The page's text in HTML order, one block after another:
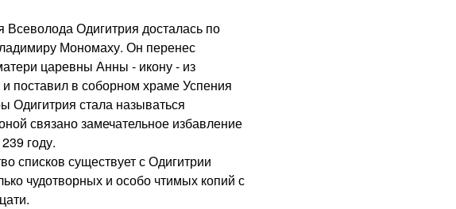
Одигитрия досталась по
Мономаху. Он перенес
царевны Анны - икону - из
поставил в соборном храме Успения
Одигитрия стала называться
связано замечательное избавление
году.
списков существует с Одигитрии
чудотворных и особо чтимых копий с